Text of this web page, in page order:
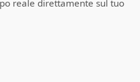
reale direttamente sul tuo